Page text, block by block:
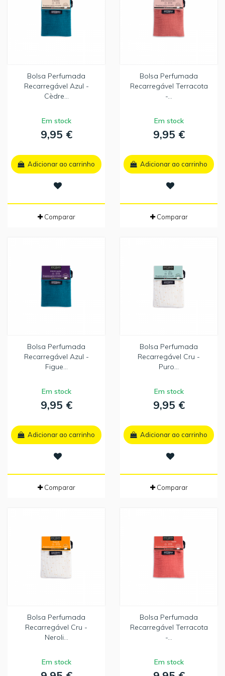
Bolsa Perfumada
Recarregável Azul -
Cèdre...
Em stock
9,95 €
Adicionar ao carrinho
Comparar
Bolsa Perfumada
Recarregável Terracota
-...
Em stock
9,95 €
Adicionar ao carrinho
Comparar
Bolsa Perfumada
Recarregável Azul -
Figue...
Em stock
9,95 €
Adicionar ao carrinho
Comparar
Bolsa Perfumada
Recarregável Cru -
Puro...
Em stock
9,95 €
Adicionar ao carrinho
Comparar
Bolsa Perfumada
Recarregável Cru -
Neroli...
Em stock
Bolsa Perfumada
Recarregável Terracota
-...
Em stock